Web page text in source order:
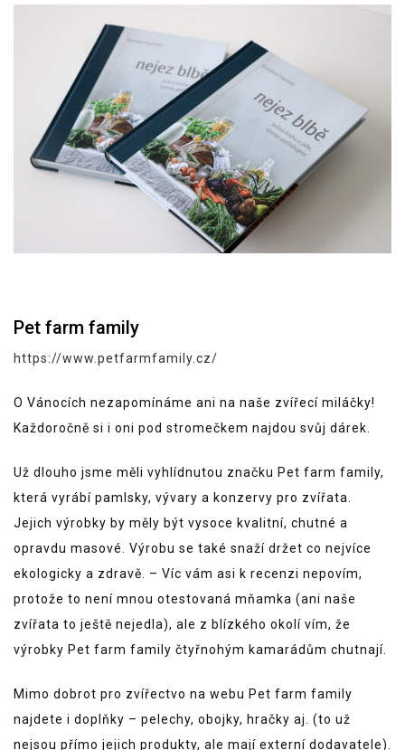
Pet farm family
https://www.petfarmfamily.cz/
O Vánocích nezapomínáme ani na naše zvířecí miláčky!
Každoročně si i oni pod stromečkem najdou svůj dárek.
Už dlouho jsme měli vyhlídnutou značku Pet farm family,
která vyrábí pamlsky, vývary a konzervy pro zvířata.
Jejich výrobky by měly být vysoce kvalitní, chutné a
opravdu masové. Výrobu se také snaží držet co nejvíce
ekologicky a zdravě. – Víc vám asi k recenzi nepovím,
protože to není mnou otestovaná mňamka (ani naše
zvířata to ještě nejedla), ale z blízkého okolí vím, že
výrobky Pet farm family čtyřnohým kamarádům chutnají.
Mimo dobrot pro zvířectvo na webu Pet farm family
najdete i doplňky – pelechy, obojky, hračky aj. (to už
nejsou přímo jejich produkty, ale mají externí dodavatele).